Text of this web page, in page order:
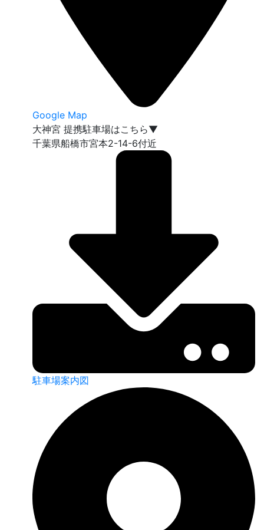
Google Map
大神宮 提携駐車場はこちら▼
千葉県船橋市宮本2-14-6付近
駐車場案内図